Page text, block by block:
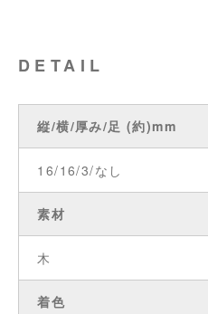
DETAIL
縦/横/厚み/足 (約)mm
16/16/3/なし
素材
木
着色